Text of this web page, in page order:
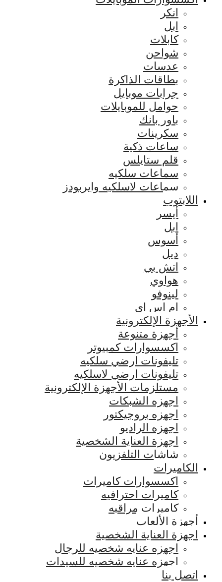
انكر
ابل
كابلات
شواحن
عدسات
بطاقات الذاكرة
جرابات موبايل
حوامل للموبايلات
باور بانك
سكرينات
ساعات ذكية
قلم ستايلس
سماعات سلكيه
سماعات لاسلكيه وايربودز
اللابتوب
أيسر
ابل
أسوس
ديل
اتش بي
هواوي
لينوفو
ام اس اي
الأجهزة الإلكترونية
أجهزة متنوعة
اكسسوارات كمبيوتر
تليفونات ارضي سلكيه
تليفونات ارضي لاسلكيه
مستلزمات الأجهزة الإلكترونية
اجهزه الشبكات
اجهزه بروجيكتور
اجهزه الراديو
اجهزة العناية الشخصية
شاشات التلفزيون
الكاميرات
اكسسوارات كاميرات
كاميرات احترافيه
كاميرات مراقبه
أجهزة الألعاب
اجهزة العناية الشخصية
اجهزه عنايه شخصيه للرجال
اجهزه عنايه شخصيه للسيدات
اتصل بنا